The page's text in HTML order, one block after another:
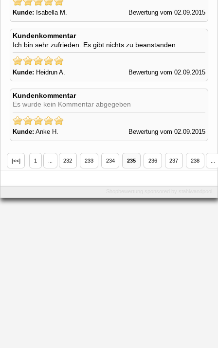
Kunde: Isabella M. Bewertung vom 02.09.2015
Kundenkommentar
Ich bin sehr zufrieden. Es gibt nichts zu beanstanden
Kunde: Heidrun A. Bewertung vom 02.09.2015
Kundenkommentar
Es wurde kein Kommentar abgegeben
Kunde: Anke H. Bewertung vom 02.09.2015
[<<] 1 232 233 234 235 236 237 238